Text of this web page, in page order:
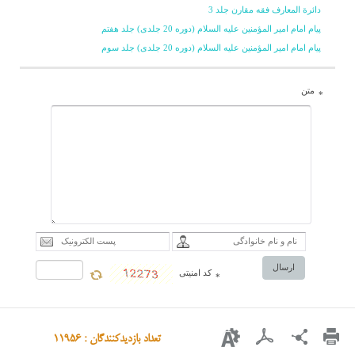
دائرة المعارف فقه مقارن جلد 3
پیام امام امیر المؤمنین علیه السلام (دوره 20 جلدی) جلد هفتم
پیام امام امیر المؤمنین علیه السلام (دوره 20 جلدی) جلد سوم
* متن
ارسال
* کد امنیتی
تعداد بازدیدکنندگان : 11956